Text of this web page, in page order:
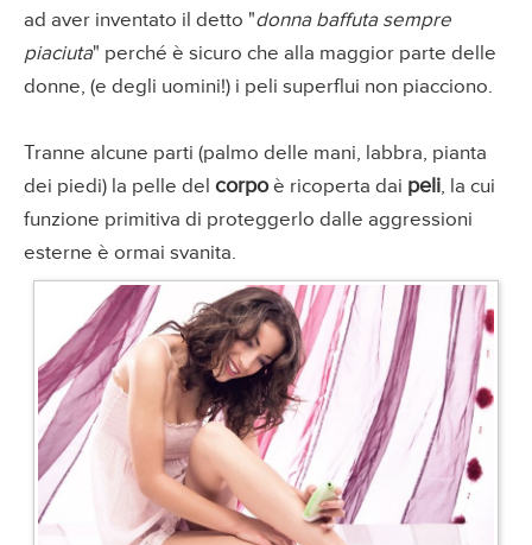
ad aver inventato il detto "donna baffuta sempre
piaciuta" perché è sicuro che alla maggior parte delle
donne, (e degli uomini!) i peli superflui non piacciono.
Tranne alcune parti (palmo delle mani, labbra, pianta
dei piedi) la pelle del corpoè ricoperta dai peli, la cui
funzione primitiva di proteggerlo dalle aggressioni
esterne è ormai svanita.